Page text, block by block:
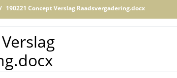
190221 Concept Verslag Raadsvergadering.docx